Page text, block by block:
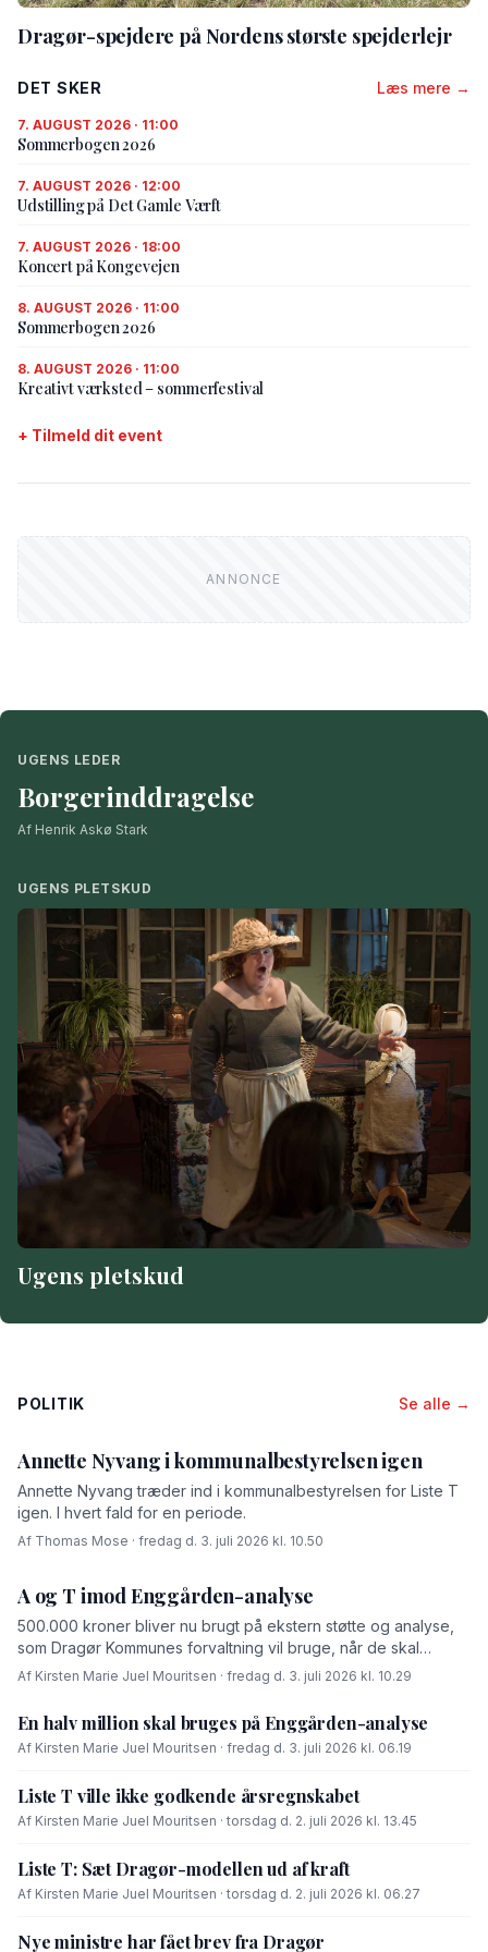
Dragør-spejdere på Nordens største spejderlejr
DET SKER Læs mere →
7. AUGUST 2026 · 11:00
Sommerbogen 2026
7. AUGUST 2026 · 12:00
Udstilling på Det Gamle Værft
7. AUGUST 2026 · 18:00
Koncert på Kongevejen
8. AUGUST 2026 · 11:00
Sommerbogen 2026
8. AUGUST 2026 · 11:00
Kreativt værksted – sommerfestival
+ Tilmeld dit event
UGENS LEDER
Borgerinddragelse
Af Henrik Askø Stark
UGENS PLETSKUD
Ugens pletskud
POLITIK Se alle →
Annette Nyvang i kommunalbestyrelsen igen
Annette Nyvang træder ind i kommunalbestyrelsen for Liste T
igen. I hvert fald for en periode.
Af Thomas Mose · fredag d. 3. juli 2026 kl. 10.50
A og T imod Enggården-analyse
500.000 kroner bliver nu brugt på ekstern støtte og analyse,
som Dragør Kommunes forvaltning vil bruge, når de skal
forhandle med OK-fonden om en driftsoverenskomst for
Af Kirsten Marie Juel Mouritsen · fredag d. 3. juli 2026 kl. 10.29
En halv million skal bruges på Enggården-analyse
Af Kirsten Marie Juel Mouritsen · fredag d. 3. juli 2026 kl. 06.19
Liste T ville ikke godkende årsregnskabet
Af Kirsten Marie Juel Mouritsen · torsdag d. 2. juli 2026 kl. 13.45
Liste T: Sæt Dragør-modellen ud af kraft
Af Kirsten Marie Juel Mouritsen · torsdag d. 2. juli 2026 kl. 06.27
Nye ministre har fået brev fra Dragør